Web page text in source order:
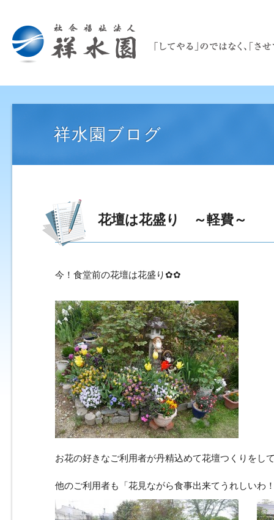
祥水園ブログ
花壇は花盛り ～軽費～
今！食堂前の花壇は花盛り✿✿
お花の好きなご利用者が丹精込めて花壇つくりをし
他のご利用者も「花見ながら食事出来てうれしいわ